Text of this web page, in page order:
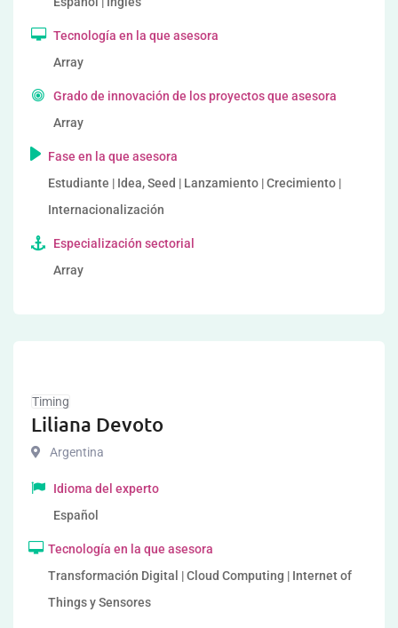
Tecnología en la que asesora
Array
Grado de innovación de los proyectos que asesora
Array
Fase en la que asesora
Estudiante | Idea, Seed | Lanzamiento | Crecimiento |
Internacionalización
Especialización sectorial
Array
Timing
Liliana Devoto
Argentina
Idioma del experto
Español
Tecnología en la que asesora
Transformación Digital | Cloud Computing | Internet of
Things y Sensores